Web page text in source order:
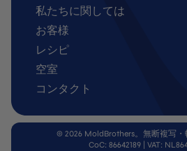
私たちに関しては
お客様
レシピ
空室
コンタクト
© 2026 MoldBrothers。無断複写・
CoC: 86642189 | VAT: